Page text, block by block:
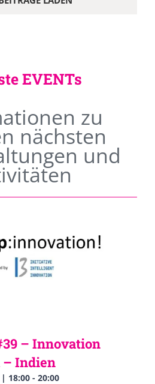
EVENTs
zu
nächsten
und
– Innovation
Indien
| 18:00 - 20:00